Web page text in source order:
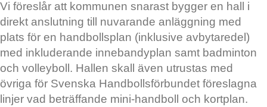
Vi föreslår att kommunen snarast bygger en hall i
direkt anslutning till nuvarande anläggning med
plats för en handbollsplan (inklusive avbytaredel)
med inkluderande innebandyplan samt badminton
och volleyboll. Hallen skall även utrustas med
övriga för Svenska Handbollsförbundet föreslagna
linjer vad beträffande mini-handboll och kortplan.